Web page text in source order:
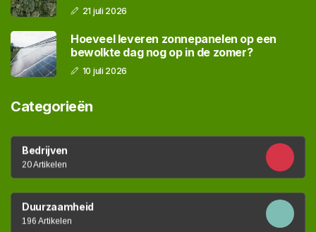
21 juli 2026
Hoeveel leveren zonnepanelen op een
bewolkte dag nog op in de zomer?
10 juli 2026
Categorieën
Bedrijven
20 Artikelen
Duurzaamheid
196 Artikelen